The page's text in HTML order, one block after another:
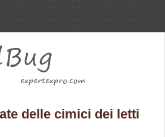
delle cimici dei letti